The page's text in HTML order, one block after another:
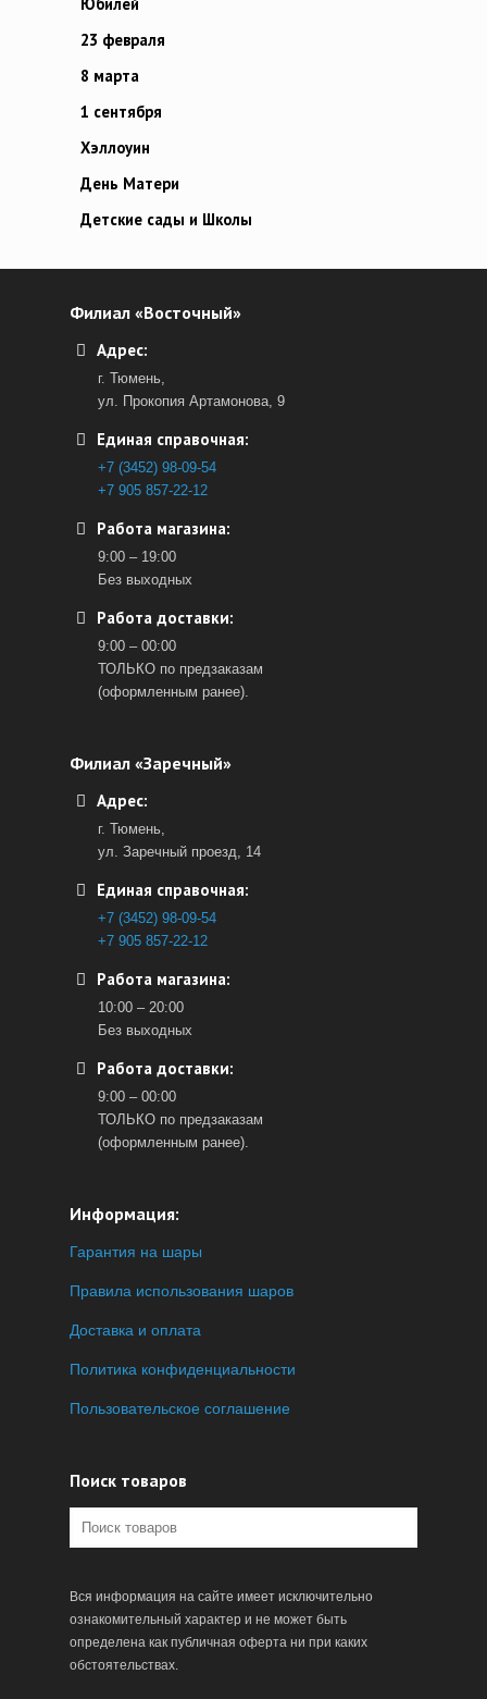
23 февраля
8 марта
1 сентября
Хэллоуин
День Матери
Детские сады и Школы
Филиал «Восточный»
Адрес:
г. Тюмень,
ул. Прокопия Артамонова, 9
Единая справочная:
+7 (3452) 98-09-54
+7 905 857-22-12
Работа магазина:
9:00 – 19:00
Без выходных
Работа доставки:
9:00 – 00:00
ТОЛЬКО по предзаказам
(оформленным ранее).
Филиал «Заречный»
Адрес:
г. Тюмень,
ул. Заречный проезд, 14
Единая справочная:
+7 (3452) 98-09-54
+7 905 857-22-12
Работа магазина:
10:00 – 20:00
Без выходных
Работа доставки:
9:00 – 00:00
ТОЛЬКО по предзаказам
(оформленным ранее).
Информация:
Гарантия на шары
Правила использования шаров
Доставка и оплата
Политика конфиденциальности
Пользовательское соглашение
Поиск товаров
Вся информация на сайте имеет исключительно
ознакомительный характер и не может быть
определена как публичная оферта ни при каких
обстоятельствах.